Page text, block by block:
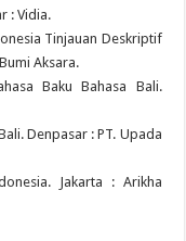
: Vidia.
Tinjauan Deskriptif
Aksara.
Baku Bahasa Bali.
Denpasar : PT. Upada
Jakarta : Arikha